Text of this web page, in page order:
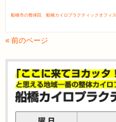
船橋市の整体院 船橋カイロプラクティックオフィス
« 前のページ